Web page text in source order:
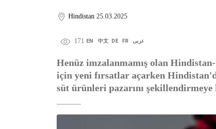
Hindistan 25.03.2025
171 EN 中文 DE FR عربى
Henüz imzalanmamış olan
için yeni fırsatlar açarken
süt ürünleri pazarını şekillendirmeye